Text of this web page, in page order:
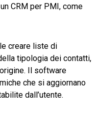
CRM per PMI, come
creare liste di
tipologia dei contatti,
Il software
che si aggiornano
dall’utente.